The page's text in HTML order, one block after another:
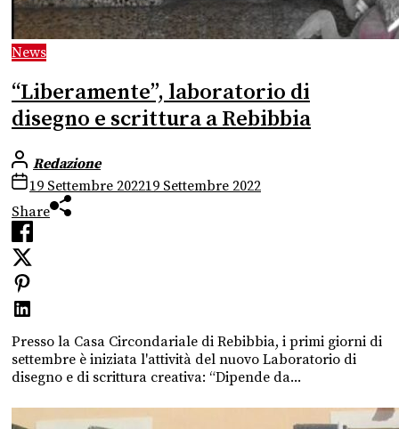
News
“Liberamente”, laboratorio di
disegno e scrittura a Rebibbia
Redazione
19 Settembre 202219 Settembre 2022
Share
Presso la Casa Circondariale di Rebibbia, i primi giorni di
settembre è iniziata l'attività del nuovo Laboratorio di
disegno e di scrittura creativa: “Dipende da...